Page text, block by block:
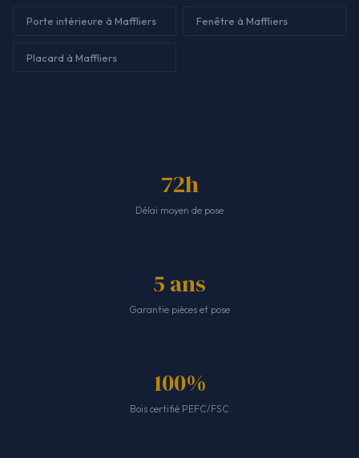
Porte intérieure à Maffliers Fenêtre à Maffliers
Placard à Maffliers
72h
Délai moyen de pose
5 ans
Garantie pièces et pose
100%
Bois certifié PEFC/FSC